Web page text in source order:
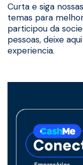
Curta e siga
temas para
participou da
pessoas, deixe
experiencia.